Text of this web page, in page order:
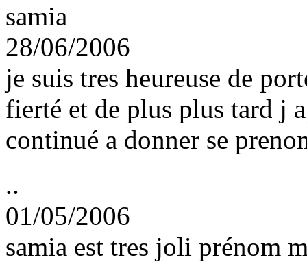
samia
28/06/2006
je suis tres heureuse de
fierté et de plus plus tard j
continué a donner se
..
01/05/2006
samia est tres joli prénom